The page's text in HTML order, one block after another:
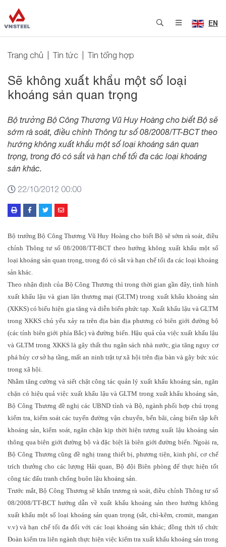
EN
Trang chủ Tin tức Tin tổng hợp
Sẽ không xuất khẩu một số loại
khoáng sản quan trọng
Bộ trưởng Bộ Công Thương Vũ Huy Hoàng cho biết Bộ sẽ
sớm rà soát, điều chỉnh Thông tư số 08/2008/TT-BCT theo
hướng không xuất khẩu một số loại khoáng sản quan
trọng, trong đó có sắt và hạn chế tối đa các loại khoáng
sản khác.
22/10/2012 00:00
Bộ trưởng Bộ Công Thương Vũ Huy Hoàng cho biết Bộ sẽ sớm rà soát, điều
chỉnh Thông tư số 08/2008/TT-BCT theo hướng không xuất khẩu một số
loại khoáng sản quan trọng, trong đó có sắt và hạn chế tối đa các loại khoáng
sản khác.
Theo nhận định của Bộ Công Thương thì trong thời gian gần đây, tình hình
xuất khẩu lậu và gian lận thương mại (GLTM) trong xuất khẩu khoáng sản
(XKKS) có biểu hiện gia tăng và diễn biến phức tạp. Xuất khẩu lậu và GLTM
trong XKKS chủ yếu xảy ra trên địa bàn địa phương có biên giới đường bộ
(các tỉnh biên giới phía Bắc) và đường biển. Hậu quả của việc xuất khẩu lậu
và GLTM trong XKKS là gây thất thu ngân sách nhà nước, gia tăng nguy cơ
phá hủy cơ sở hạ tầng, mất an ninh trật tự xã hội trên địa bàn và gây bức xúc
trong xã hội.
Nhằm tăng cường và siết chặt công tác quản lý xuất khẩu khoáng sản, ngăn
chặn có hiệu quả việc xuất khẩu lậu và GLTM trong xuất khẩu khoáng sản,
Bộ Công Thương đề nghị các UBND tỉnh và Bộ, ngành phối hợp chú trọng
kiểm tra, kiểm soát các tuyến đường vận chuyển, bến bãi, cảng biển tập kết
khoáng sản, kiểm soát, ngăn chặn kịp thời hiện tượng xuất lậu khoáng sản
thông qua biên giới đường bộ và đặc biệt là biên giới đường biển. Ngoài ra,
Bộ Công Thương cũng đề nghị trang thiết bị, phương tiện, kinh phí, cơ chế
trích thưởng cho các lượng Hải quan, Bộ đội Biên phòng để thực hiện tốt
công tác đấu tranh chống buôn lậu khoáng sản.
Trước mắt, Bộ Công Thương sẽ khẩn trương rà soát, điều chỉnh Thông tư số
08/2008/TT-BCT hướng dẫn về xuất khẩu khoáng sản theo hướng không
xuất khẩu một số loại khoáng sản quan trọng (sắt, chì-kẽm, cromit, mangan
v.v) và hạn chế tối đa đối với các loại khoáng sản khác; đồng thời tổ chức
Đoàn kiểm tra liên ngành thực hiện việc kiểm tra xuất khẩu khoáng sản trong